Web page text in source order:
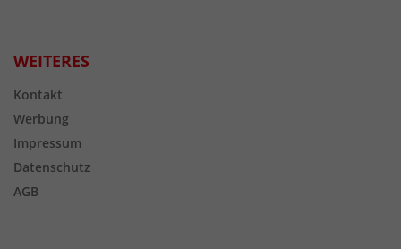
WEITERES
Kontakt
Werbung
Impressum
Datenschutz
AGB